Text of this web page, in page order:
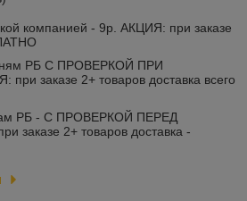
компанией - 9р. АКЦИЯ: при заказе
РБ С ПРОВЕРКОЙ ПРИ
заказе 2+ товаров доставка всего
РБ - С ПРОВЕРКОЙ ПЕРЕД
заказе 2+ товаров доставка -